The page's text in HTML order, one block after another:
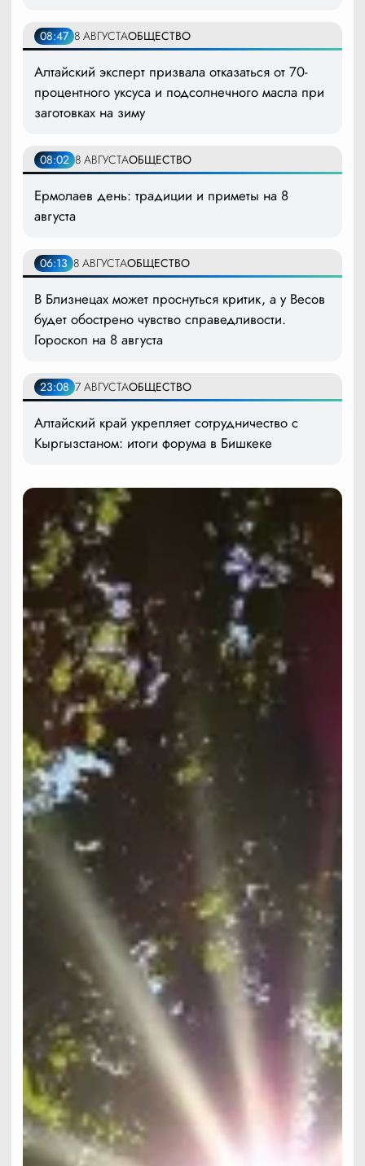
08:47 8 АВГУСТАОБЩЕСТВО
Алтайский эксперт призвала отказаться от 70-
процентного уксуса и подсолнечного масла при
заготовках на зиму
08:02 8 АВГУСТАОБЩЕСТВО
Ермолаев день: традиции и приметы на 8
августа
06:13 8 АВГУСТАОБЩЕСТВО
В Близнецах может проснуться критик, а у Весов
будет обострено чувство справедливости.
Гороскоп на 8 августа
23:08 7 АВГУСТАОБЩЕСТВО
Алтайский край укрепляет сотрудничество с
Кыргызстаном: итоги форума в Бишкеке